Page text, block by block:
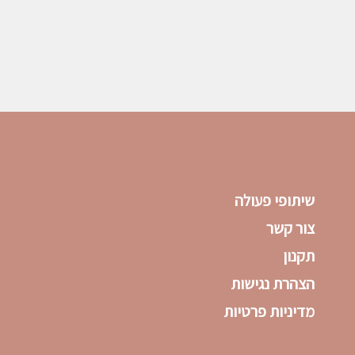
שיתופי פעולה
צור קשר
תקנון
הצהרת נגישות
מדיניות פרטיות